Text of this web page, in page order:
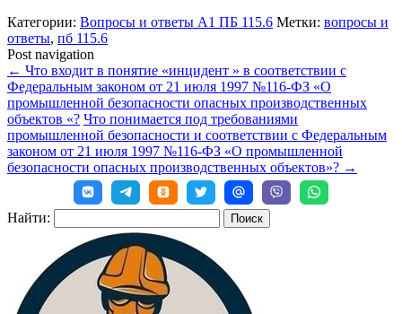
Категории: Вопросы и ответы А1 ПБ 115.6 Метки: вопросы и
ответы, пб 115.6
Post navigation
← Что входит в понятие «инцидент » в соответствии с
Федеральным законом oт 21 июля 1997 №116-ФЗ «О
промышленной безопасности опасных производственных
объектов «? Что понимается под требованиями
промышленной безопасности и соответствии с Федеральным
законом oт 21 июля 1997 №116-ФЗ «О промышленной
безопасности опасных производственных объектов»? →
Найти: